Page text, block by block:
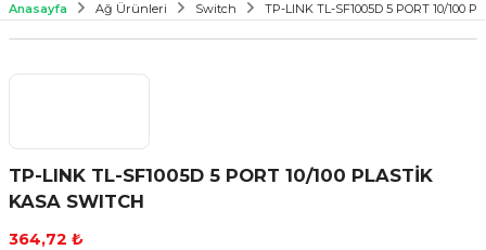
Anasayfa Ağ Ürünleri Switch TP-LINK TL-SF1005D 5 PORT 10/100
TP-LINK TL-SF1005D 5 PORT 10/100 PLASTİK
KASA SWITCH
364,72 ₺